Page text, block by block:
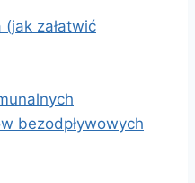
załatwić
bezodpływowych